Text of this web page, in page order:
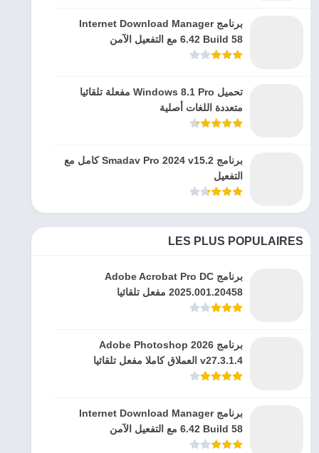
برنامج Internet Download Manager
6.42 Build 58 مع التفعيل الآمن
تحميل Windows 8.1 Pro مفعلة تلقائيا
متعددة اللغات أصلية
برنامج Smadav Pro 2024 v15.2 كامل مع
التفعيل
LES PLUS POPULAIRES
برنامج Adobe Acrobat Pro DC
2025.001.20458 مفعل تلقائيا
برنامج Adobe Photoshop 2026
v27.3.1.4 العملاق كاملا مفعل تلقائيا
برنامج Internet Download Manager
6.42 Build 58 مع التفعيل الآمن